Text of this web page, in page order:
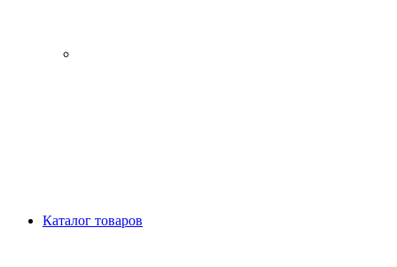
Каталог товаров